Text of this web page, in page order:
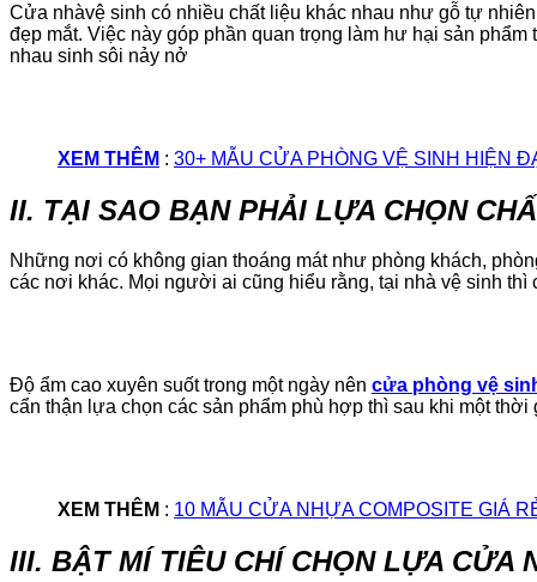
Cửa nhàvệ sinh có nhiều chất liệu khác nhau như gỗ tự
đẹp mắt. Việc này góp phần quan trọng làm hư hại sản
nhau sinh sôi nảy nở
XEM THÊM : 30+ MẪU CỬA PHÒNG VỆ SINH HIỆN
II. TẠI SAO BẠN PHẢI LỰA CHỌN
Những nơi có không gian thoáng mát như phòng khách,
các nơi khác. Mọi người ai cũng hiểu rằng, tại nhà vệ sinh
Độ ẩm cao xuyên suốt trong một ngày nên cửa phòng vệ
cẩn thận lựa chọn các sản phẩm phù hợp thì sau khi một
XEM THÊM : 10 MẪU CỬA NHỰA COMPOSITE GIÁ
III. BẬT MÍ TIÊU CHÍ CHỌN LỰA CỬA